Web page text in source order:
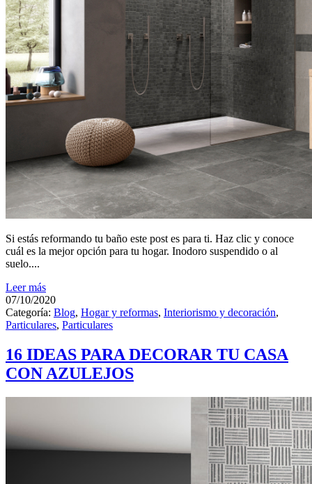
Si estás reformando tu baño este post es para ti. Haz clic y conoce
cuál es la mejor opción para tu hogar. Inodoro suspendido o al
suelo....
Leer más
07/10/2020
Categoría: Blog, Hogar y reformas, Interiorismo y decoración,
Particulares, Particulares
16 IDEAS PARA DECORAR TU CASA
CON AZULEJOS